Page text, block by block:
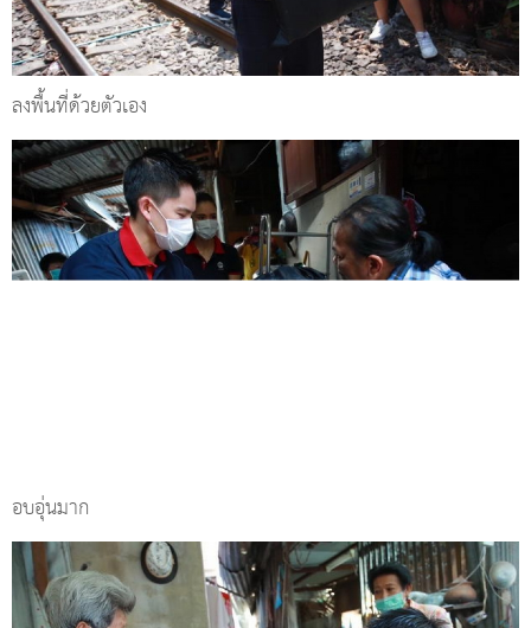
ลงพื้นที่ด้วยตัวเอง
อบอุ่นมาก